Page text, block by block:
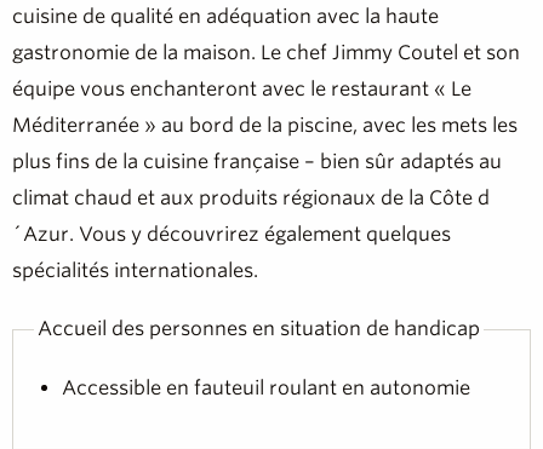
cuisine de qualité en adéquation avec la haute
gastronomie de la maison. Le chef Jimmy Coutel et son
équipe vous enchanteront avec le restaurant « Le
Méditerranée » au bord de la piscine, avec les mets les
plus fins de la cuisine française – bien sûr adaptés au
climat chaud et aux produits régionaux de la Côte d
´Azur. Vous y découvrirez également quelques
spécialités internationales.
Accueil des personnes en situation de handicap
Accessible en fauteuil roulant en autonomie